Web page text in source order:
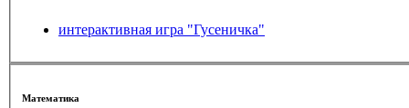
интерактивная игра "Гусеничка"
Математика